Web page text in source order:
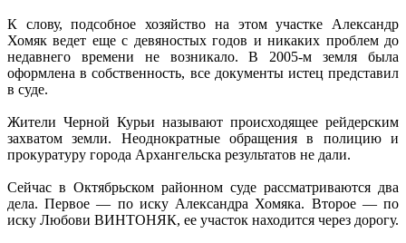
К слову, подсобное хозяйство на этом участке Александр
Хомяк ведет еще с девяностых годов и никаких проблем до
недавнего времени не возникало. В 2005-м земля была
оформлена в собственность, все документы истец представил
в суде.
Жители Черной Курьи называют происходящее рейдерским
захватом земли. Неоднократные обращения в полицию и
прокуратуру города Архангельска результатов не дали.
Сейчас в Октябрьском районном суде рассматриваются два
дела. Первое — по иску Александра Хомяка. Второе — по
иску Любови ВИНТОНЯК, ее участок находится через дорогу.